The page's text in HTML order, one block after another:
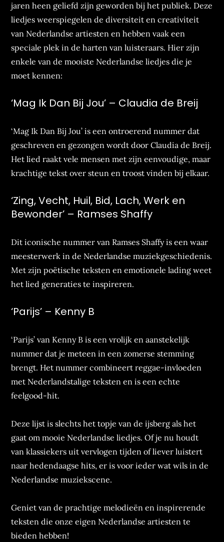
jaren heen geliefd zijn geworden bij het publiek. Deze
liedjes weerspiegelen de diversiteit en creativiteit
van Nederlandse artiesten en hebben vaak een
speciale plek in de harten van luisteraars. Hier zijn
enkele van de mooiste Nederlandse liedjes die je
moet kennen:
‘Mag Ik Dan Bij Jou’ – Claudia de Breij
‘Mag Ik Dan Bij Jou’ is een ontroerend nummer dat
geschreven en gezongen wordt door Claudia de Breij.
Het lied raakt vele mensen met zijn eenvoudige, maar
krachtige tekst over steun en troost vinden bij elkaar.
‘Zing, Vecht, Huil, Bid, Lach, Werk en
Bewonder’ – Ramses Shaffy
Dit iconische nummer van Ramses Shaffy is een waar
meesterwerk in de Nederlandse muziekgeschiedenis.
Met zijn poëtische teksten en emotionele lading weet
het lied generaties te inspireren.
‘Parijs’ – Kenny B
‘Parijs’ van Kenny B is een vrolijk en aanstekelijk
nummer dat je meteen in een zomerse stemming
brengt. Het nummer combineert reggae-invloeden
met Nederlandstalige teksten en is een echte
feelgood-hit.
Deze lijst is slechts het topje van de ijsberg als het
gaat om mooie Nederlandse liedjes. Of je nu houdt
van klassiekers uit vervlogen tijden of liever luistert
naar hedendaagse hits, er is voor ieder wat wils in de
Nederlandse muziekscene.
Geniet van de prachtige melodieën en inspirerende
teksten die onze eigen Nederlandse artiesten te
bieden hebben!